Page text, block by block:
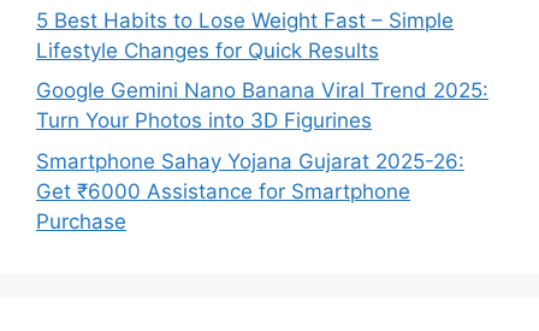
5 Best Habits to Lose Weight Fast – Simple
Lifestyle Changes for Quick Results
Google Gemini Nano Banana Viral Trend 2025:
Turn Your Photos into 3D Figurines
Smartphone Sahay Yojana Gujarat 2025-26:
Get ₹6000 Assistance for Smartphone
Purchase